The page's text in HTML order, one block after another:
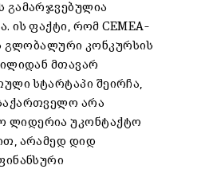
გამარჯვებულია
ის ფაქტი, რომ CEMEA–
გლობალური კონკურსის
მთავარ
სტარტაპი შეირჩა,
არა
უკონტაქტო
არამედ დიდ